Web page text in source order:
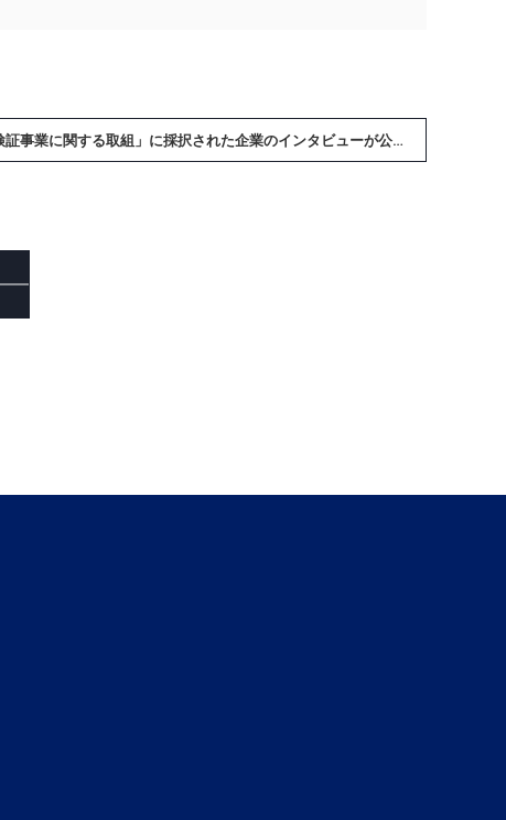
デジタル庁が委託した「技術検証事業に関する取組」に採択された企業のインタビューが公開されました。弊社から取締役の市來が参加しました »